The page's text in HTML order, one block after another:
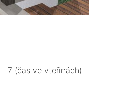
7 (čas ve vteřinách)